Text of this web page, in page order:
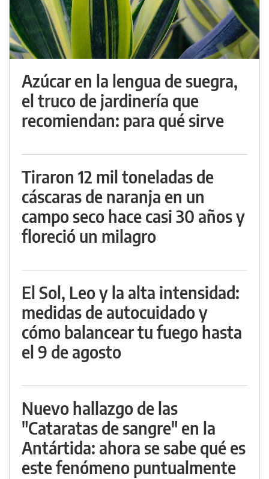
Azúcar en la lengua de suegra,
el truco de jardinería que
recomiendan: para qué sirve
Tiraron 12 mil toneladas de
cáscaras de naranja en un
campo seco hace casi 30 años y
floreció un milagro
El Sol, Leo y la alta intensidad:
medidas de autocuidado y
cómo balancear tu fuego hasta
el 9 de agosto
Nuevo hallazgo de las
"Cataratas de sangre" en la
Antártida: ahora se sabe qué es
este fenómeno puntualmente